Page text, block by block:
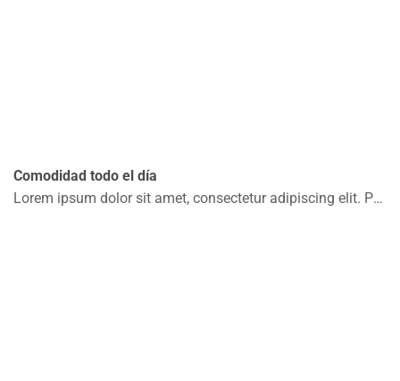
Comodidad todo el día
Lorem ipsum dolor sit amet, consectetur adipiscing elit. Praesent convallis malesuada ante, at placerat risus pellentesque non. Integer elementum velit massa. .